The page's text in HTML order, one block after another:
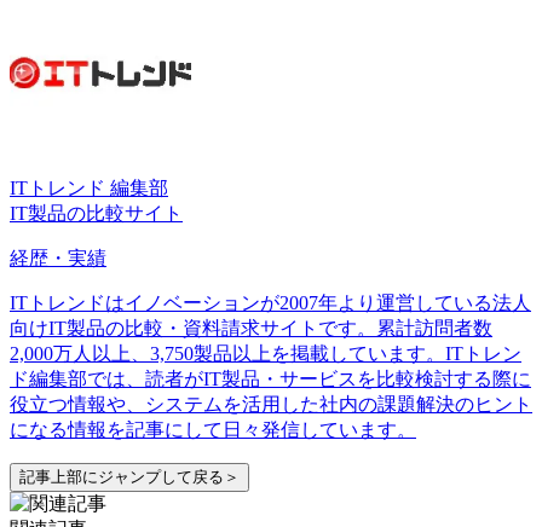
ITトレンド 編集部
IT製品の比較サイト
経歴・実績
ITトレンドはイノベーションが2007年より運営している法人
向けIT製品の比較・資料請求サイトです。累計訪問者数
2,000万人以上、3,750製品以上を掲載しています。ITトレン
ド編集部では、読者がIT製品・サービスを比較検討する際に
役立つ情報や、システムを活用した社内の課題解決のヒント
になる情報を記事にして日々発信しています。
記事上部にジャンプして戻る＞